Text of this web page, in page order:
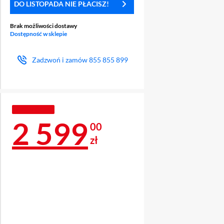
DO LISTOPADA NIE PŁACISZ!
Brak możliwości dostawy
Dostępność w sklepie
Zadzwoń i zamów855 855 899
Cena 2 599 zł
2 599 00
zł